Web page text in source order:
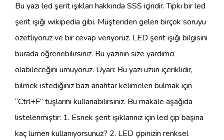
Bu yazı led şerit ışıkları hakkında SSS içindir. Tıpkı bir led
şerit ışığı wikipedia gibi. Müşteriden gelen birçok soruyu
özetliyoruz ve bir cevap veriyoruz. LED şerit ışığı bilgisini
burada öğrenebilirsiniz. Bu yazının size yardımcı
olabileceğini umuyoruz. Uyarı: Bu yazı uzun içeriklidir,
bilmek istediğiniz bazı anahtar kelimeleri bulmak için
“Ctrl+F” tuşlarını kullanabilirsiniz. Bu makale aşağıda
listelenmiştir: 1. Esnek şerit ışıklarınız için led çip başına
kaç lümen kullanıyorsunuz? 2. LED çipinizin renksel